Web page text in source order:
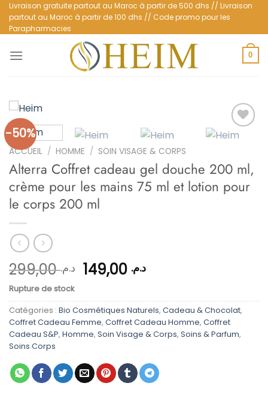
Passer
au
contenu
Livraison gratuite partout au Maroc à partir de 500 dhs // Livraison
partout au Maroc à partir de 100 dhs // Code promo pour les
Parapharmacies
0
-50%
à la
d’envies
ACCUEIL / HOMME / SOIN VISAGE & CORPS
Alterra Coffret cadeau gel douche 200 ml,
crème pour les mains 75 ml et lotion pour
le corps 200 ml
د.م.299,00 Le
prix
initial
était :
د.م. 299,00.
د.م.Le
actuel
est :
د.م. 149,00.
Rupture de stock
Catégories : Bio Cosmétiques Naturels, Cadeau & Chocolat,
Coffret Cadeau Femme, Coffret Cadeau Homme, Coffret
Cadeau S&P, Homme, Soin Visage & Corps, Soins & Parfum,
Soins Corps